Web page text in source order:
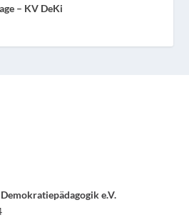
– KV DeKi
e.V.